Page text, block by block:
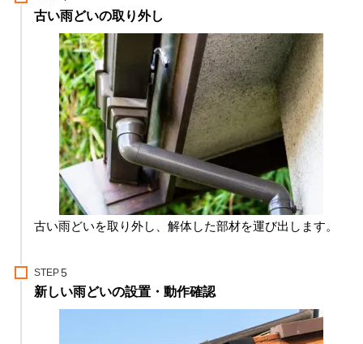
古い雨どいの取り外し
古い雨どいを取り外し、解体した部材を運び出します。
STEP
新しい雨どいの設置・動作確認